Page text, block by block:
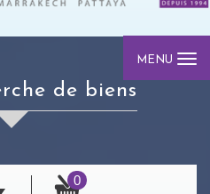
MENU
de biens
0